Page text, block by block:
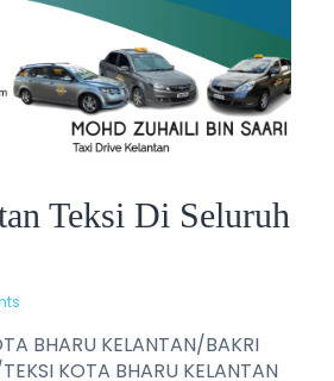
Teksi Di Seluruh
BHARU KELANTAN/BAKRI
KOTA BHARU KELANTAN